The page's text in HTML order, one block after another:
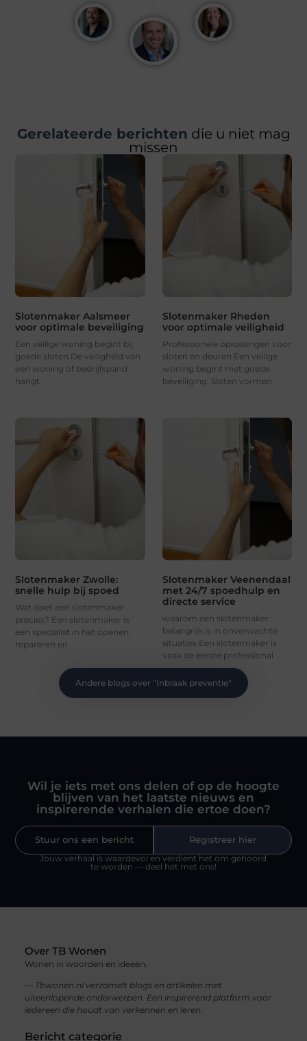
Gerelateerde berichten die u niet mag
missen
Slotenmaker Aalsmeer
voor optimale beveiliging
Een veilige woning begint bij
goede sloten De veiligheid van
een woning of bedrijfspand
hangt
Slotenmaker Rheden
voor optimale veiligheid
Professionele oplossingen voor
sloten en deuren Een veilige
woning begint met goede
beveiliging. Sloten vormen
Slotenmaker Zwolle:
snelle hulp bij spoed
Wat doet een slotenmaker
precies? Een slotenmaker is
een specialist in het openen,
repareren en
Slotenmaker Veenendaal
met 24/7 spoedhulp en
directe service
waarom een slotenmaker
belangrijk is in onverwachte
situaties Een slotenmaker is
vaak de eerste professional
Andere blogs over "Inbraak preventie"
Wil je iets met ons delen of op de hoogte
blijven van het laatste nieuws en
inspirerende verhalen die ertoe doen?
Stuur ons een bericht
Registreer hier
Jouw verhaal is waardevol en verdient het om gehoord
te worden — deel het met ons!
Over TB Wonen
Wonen in woorden en ideeën.
— Tbwonen.nl verzamelt blogs en artikelen met
uiteenlopende onderwerpen. Een inspirerend platform voor
iedereen die houdt van verkennen en leren.
Bericht categorie